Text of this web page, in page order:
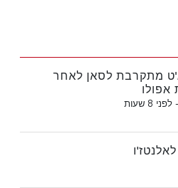
ג'ט מתקרבת לסאן לאחר
לפני 8 שעות